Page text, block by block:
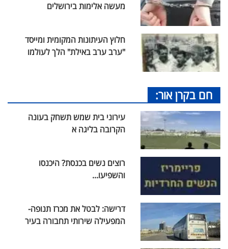
מעשה אלימות בירושלים
חלוץ העיתונות המקומית ומייסד
"ערב ערב באילת" הלך לעולמו
חם בקרן אור:
עירוני בית שמש תשחק בעונה
הקרובה בליגה א
רוצים נשים בכנסת? היכנסו
והשפיעו...
דרישה: לבטל את מכרז תנופה-
המפעילה שירותי תחבורה בעיר